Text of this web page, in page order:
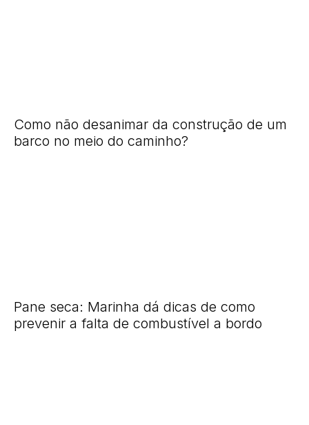
Como não desanimar da construção de um
barco no meio do caminho?
Pane seca: Marinha dá dicas de como
prevenir a falta de combustível a bordo